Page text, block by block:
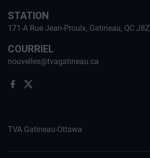
STATION
171-A Rue Jean-Proulx, Gatineau, QC
COURRIEL
nouvelles@tvagatineau.ca
TVA Gatineau-Ottawa